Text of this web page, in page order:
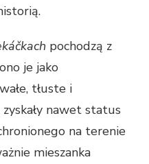
pochodzą z
je jako
tłuste i
nawet status
na terenie
mieszanka